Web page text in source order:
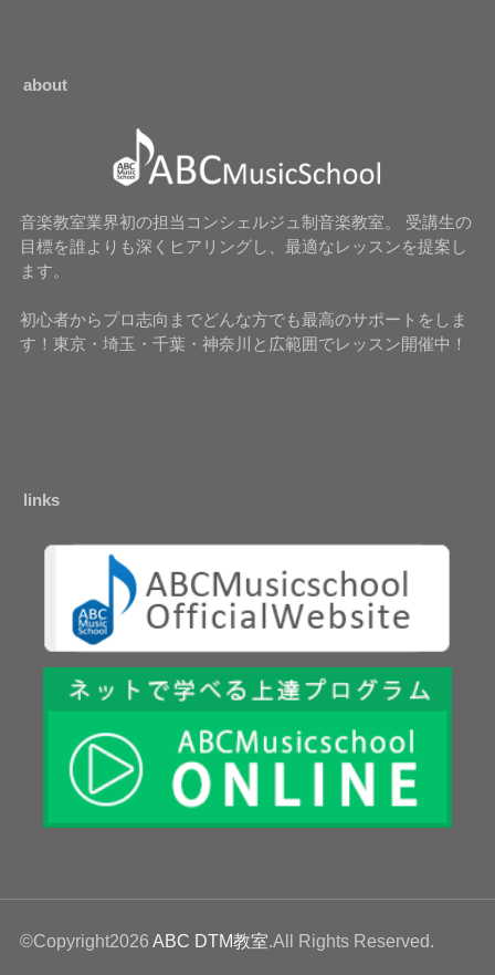
about
音楽教室業界初の担当コンシェルジュ制音楽教室。 受講生の
目標を誰よりも深くヒアリングし、最適なレッスンを提案し
ます。
初心者からプロ志向までどんな方でも最高のサポートをしま
す！東京・埼玉・千葉・神奈川と広範囲でレッスン開催中！
links
©Copyright2026 ABC DTM教室.All Rights Reserved.